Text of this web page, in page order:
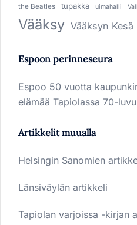
the Beatles tupakka uimahalli
Vääksy Vääksyn Kesä
Espoon perinneseura
Espoo 50 vuotta
elämää Tapiolassa 70-
Artikkelit muualla
Helsingin Sanomien
Länsiväylän artikkeli
Tapiolan varjoissa -kirjan